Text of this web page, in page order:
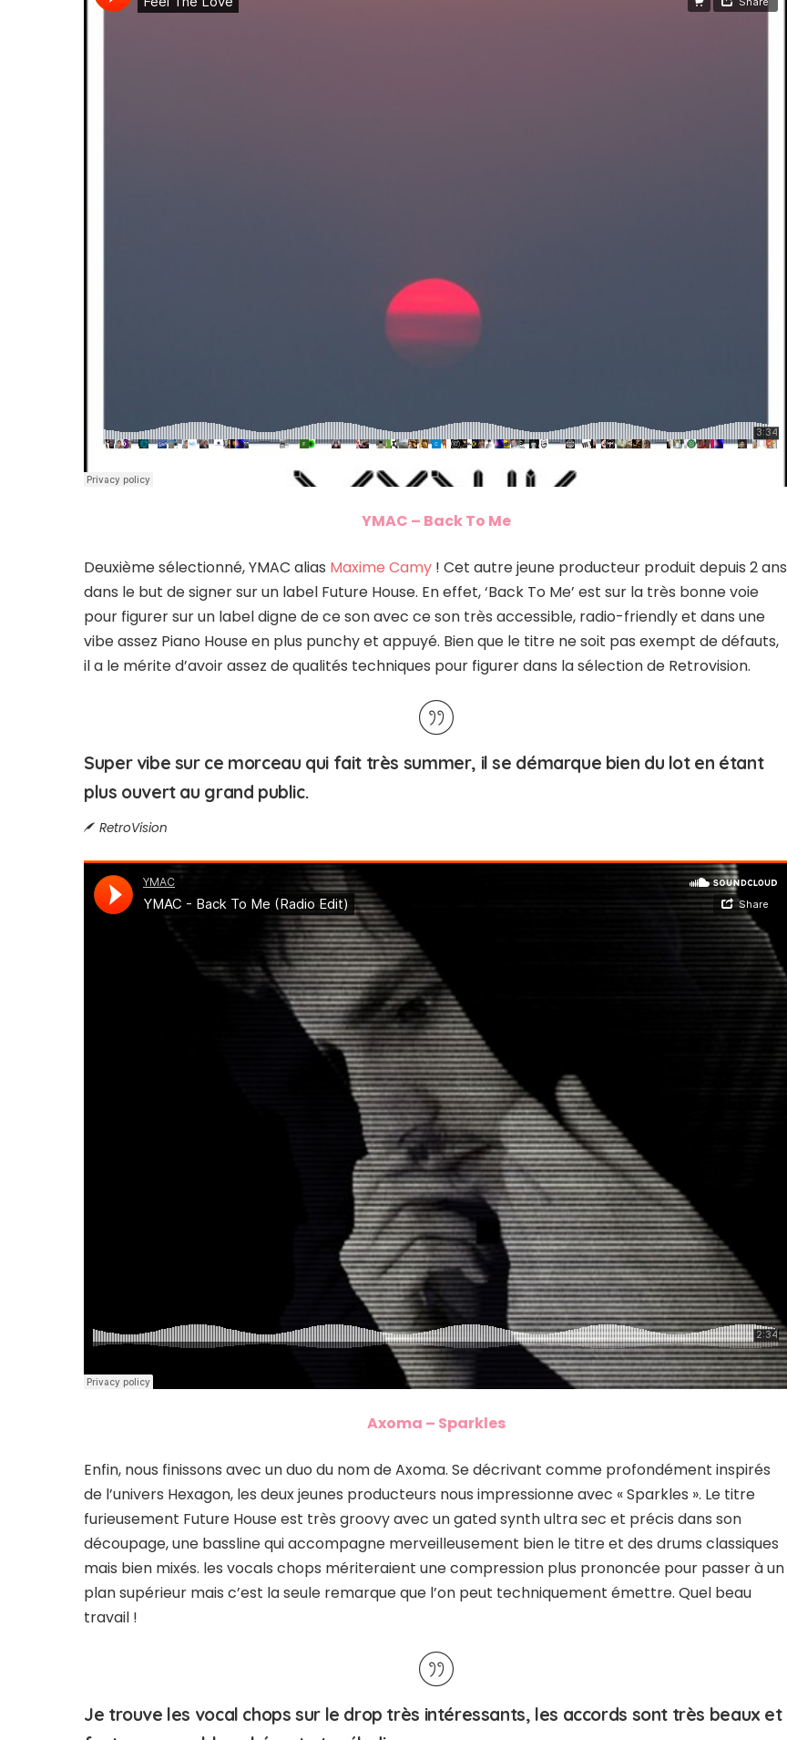
YMAC – Back To Me
Deuxième sélectionné, YMAC alias Maxime Camy ! Cet autre jeune producteur produit depuis 2 ans
dans le but de signer sur un label Future House. En effet, ‘Back To Me’ est sur la très bonne voie
pour figurer sur un label digne de ce son avec ce son très accessible, radio-friendly et dans une
vibe assez Piano House en plus punchy et appuyé. Bien que le titre ne soit pas exempt de défauts,
il a le mérite d’avoir assez de qualités techniques pour figurer dans la sélection de Retrovision.
Super vibe sur ce morceau qui fait très summer, il se démarque bien du lot en étant
plus ouvert au grand public.
RetroVision
Axoma – Sparkles
Enfin, nous finissons avec un duo du nom de Axoma. Se décrivant comme profondément inspirés
de l’univers Hexagon, les deux jeunes producteurs nous impressionne avec « Sparkles ». Le titre
furieusement Future House est très groovy avec un gated synth ultra sec et précis dans son
découpage, une bassline qui accompagne merveilleusement bien le titre et des drums classiques
mais bien mixés. les vocals chops mériteraient une compression plus prononcée pour passer à un
plan supérieur mais c’est la seule remarque que l’on peut techniquement émettre. Quel beau
travail !
Je trouve les vocal chops sur le drop très intéressants, les accords sont très beaux et